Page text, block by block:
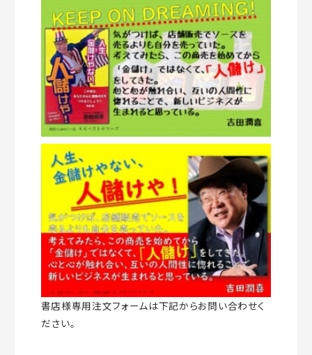
書店様専用注文フォームは下記からお問い合わせく
ださい。